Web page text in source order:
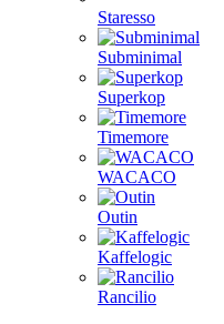
Staresso
Subminimal
Superkop
Timemore
WACACO
Outin
Kaffelogic
Rancilio